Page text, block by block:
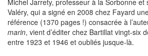
Valéry, qui a signé en 2008 chez Fayard
référence (1370 pages !) consacrée à
marin, vient d’éditer chez Bartillat vingt-six
entre 1923 et 1946 et oubliés jusque-là.